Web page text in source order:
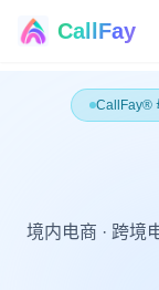
CallFay
CallFay®
境内电商 · 跨